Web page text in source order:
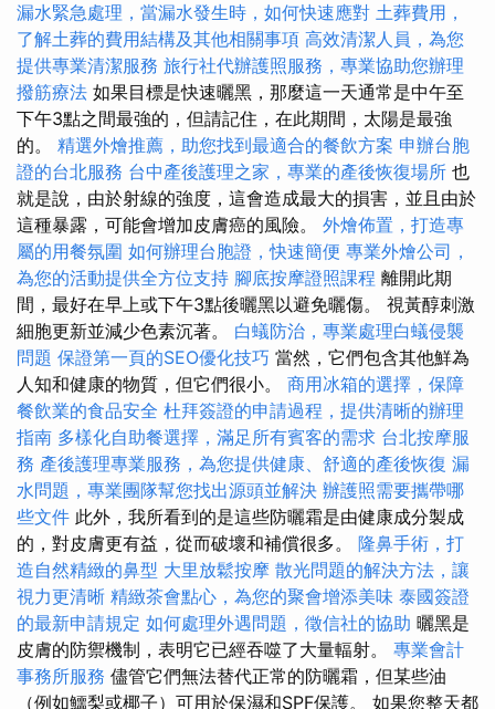
漏水緊急處理，當漏水發生時，如何快速應對 土葬費用，
了解土葬的費用結構及其他相關事項 高效清潔人員，為您
提供專業清潔服務 旅行社代辦護照服務，專業協助您辦理
撥筋療法 如果目標是快速曬黑，那麼這一天通常是中午至
下午3點之間最強的，但請記住，在此期間，太陽是最強
的。 精選外燴推薦，助您找到最適合的餐飲方案 申辦台胞
證的台北服務 台中產後護理之家，專業的產後恢復場所 也
就是說，由於射線的強度，這會造成最大的損害，並且由於
這種暴露，可能會增加皮膚癌的風險。 外燴佈置，打造專
屬的用餐氛圍 如何辦理台胞證，快速簡便 專業外燴公司，
為您的活動提供全方位支持 腳底按摩證照課程 離開此期
間，最好在早上或下午3點後曬黑以避免曬傷。 視黃醇刺激
細胞更新並減少色素沉著。 白蟻防治，專業處理白蟻侵襲
問題 保證第一頁的SEO優化技巧 當然，它們包含其他鮮為
人知和健康的物質，但它們很小。 商用冰箱的選擇，保障
餐飲業的食品安全 杜拜簽證的申請過程，提供清晰的辦理
指南 多樣化自助餐選擇，滿足所有賓客的需求 台北按摩服
務 產後護理專業服務，為您提供健康、舒適的產後恢復 漏
水問題，專業團隊幫您找出源頭並解決 辦護照需要攜帶哪
些文件 此外，我所看到的是這些防曬霜是由健康成分製成
的，對皮膚更有益，從而破壞和補償很多。 隆鼻手術，打
造自然精緻的鼻型 大里放鬆按摩 散光問題的解決方法，讓
視力更清晰 精緻茶會點心，為您的聚會增添美味 泰國簽證
的最新申請規定 如何處理外遇問題，徵信社的協助 曬黑是
皮膚的防禦機制，表明它已經吞噬了大量輻射。 專業會計
事務所服務 儘管它們無法替代正常的防曬霜，但某些油
（例如鱷梨或椰子）可用於保濕和SPF保護。 如果您整天都